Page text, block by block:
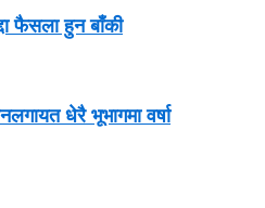
फैसला हुन बाँकी
धेरै भूभागमा वर्षा